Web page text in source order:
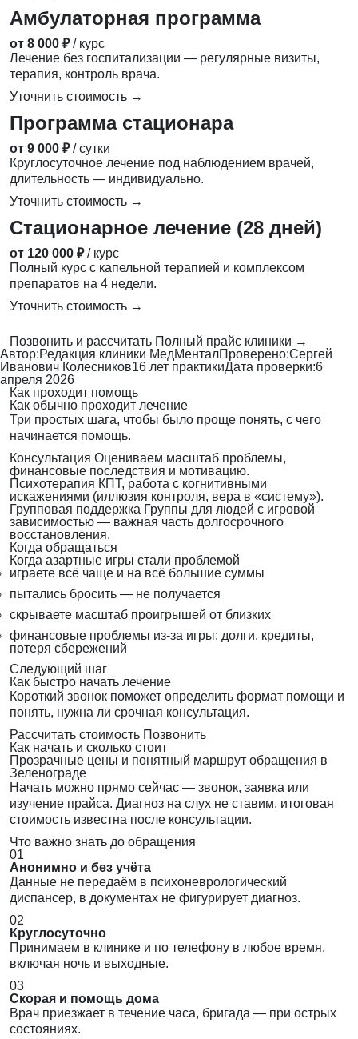
Амбулаторная программа
от 8 000 ₽ / курс
Лечение без госпитализации — регулярные визиты,
терапия, контроль врача.
Уточнить стоимость →
Программа стационара
от 9 000 ₽ / сутки
Круглосуточное лечение под наблюдением врачей,
длительность — индивидуально.
Уточнить стоимость →
Стационарное лечение (28 дней)
от 120 000 ₽ / курс
Полный курс с капельной терапией и комплексом
препаратов на 4 недели.
Уточнить стоимость →
Позвонить и рассчитать Полный прайс клиники →
Автор:Редакция клиники МедМенталПроверено:Сергей
Иванович Колесников16 лет практикиДата проверки:6
апреля 2026
Как проходит помощь
Как обычно проходит лечение
Три простых шага, чтобы было проще понять, с чего
начинается помощь.
Консультация Оцениваем масштаб проблемы,
финансовые последствия и мотивацию.
Психотерапия КПТ, работа с когнитивными
искажениями (иллюзия контроля, вера в «систему»).
Групповая поддержка Группы для людей с игровой
зависимостью — важная часть долгосрочного
восстановления.
Когда обращаться
Когда азартные игры стали проблемой
играете всё чаще и на всё большие суммы
пытались бросить — не получается
скрываете масштаб проигрышей от близких
финансовые проблемы из-за игры: долги, кредиты,
потеря сбережений
Следующий шаг
Как быстро начать лечение
Короткий звонок поможет определить формат помощи и
понять, нужна ли срочная консультация.
Рассчитать стоимость Позвонить
Как начать и сколько стоит
Прозрачные цены и понятный маршрут обращения в
Зеленограде
Начать можно прямо сейчас — звонок, заявка или
изучение прайса. Диагноз на слух не ставим, итоговая
стоимость известна после консультации.
Что важно знать до обращения
01
Анонимно и без учёта
Данные не передаём в психоневрологический
диспансер, в документах не фигурирует диагноз.
02
Круглосуточно
Принимаем в клинике и по телефону в любое время,
включая ночь и выходные.
03
Скорая и помощь дома
Врач приезжает в течение часа, бригада — при острых
состояниях.